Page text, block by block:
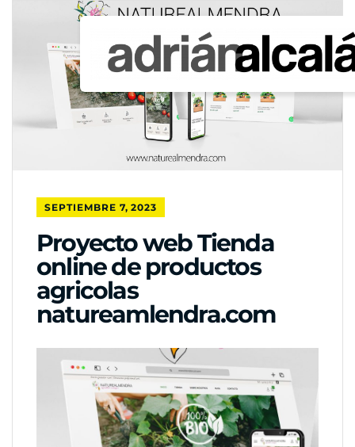
SEPTIEMBRE 7, 2023
Proyecto web Tienda
online de productos
agricolas
natureamlendra.com